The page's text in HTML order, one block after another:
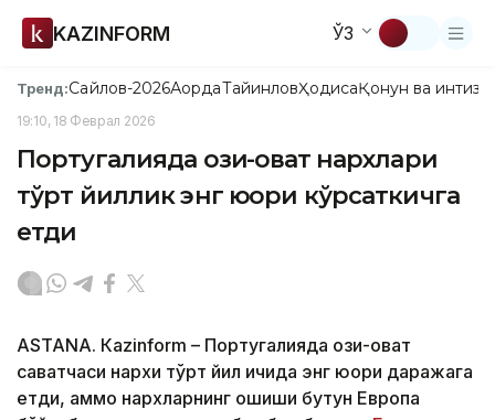
KAZINFORM ЎЗ
Тренд:Сайлов-2026АқордаТайинловҲодисаҚонун ва
19:10, 18 Феврал 2026
Португалияда озиқ-овқат нархлари
тўрт йиллик энг юқори кўрсаткичга
етди
ASTANА. Кazinform – Португалияда озиқ-овқат
саватчаси нархи тўрт йил ичида энг юқори даражага
етди, аммо нархларнинг ошиши бутун Европа